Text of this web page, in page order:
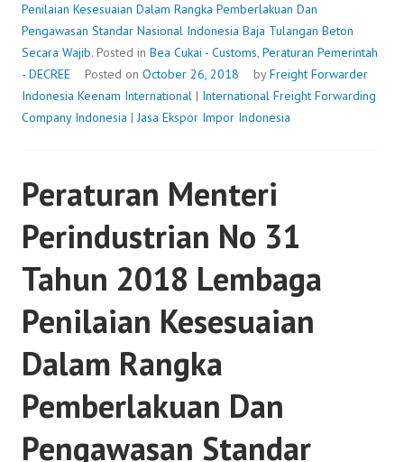
Penilaian Kesesuaian Dalam Rangka Pemberlakuan Dan
Pengawasan Standar Nasional Indonesia Baja Tulangan Beton
Secara Wajib. Posted in Bea Cukai - Customs, Peraturan Pemerintah
- DECREE
Posted on October 26, 2018 byFreight Forwarder
Indonesia Keenam International | International Freight Forwarding
Company Indonesia |Jasa Ekspor Impor Indonesia
Peraturan Menteri
Perindustrian No 31
Tahun 2018 Lembaga
Penilaian Kesesuaian
Dalam Rangka
Pemberlakuan Dan
Pengawasan Standar